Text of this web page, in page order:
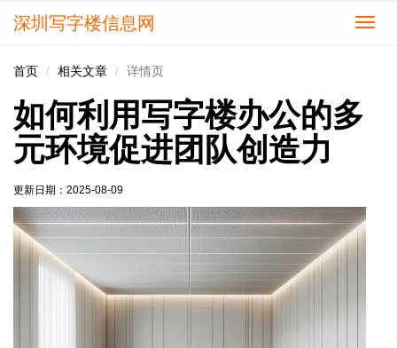
切
深圳写字楼信息网
首页 相关文章 详情页
如何利用写字楼办公的多
元环境促进团队创造力
更新日期： 2025-08-09